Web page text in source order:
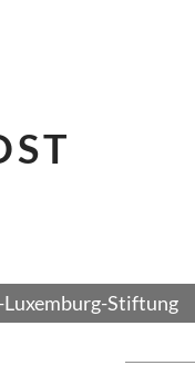
Luxemburg-Stiftung